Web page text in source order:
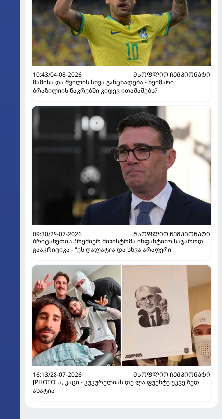
10:43/04-08-2026
ᲛᲡᲝᲤᲚᲘᲝ ᲩᲔᲛᲞᲘᲝᲜᲐᲢᲘ
მამისა და შვილის სხვა განცხადება - ნეიმარი
ბრაზილიის ნაკრებში კიდევ ითამაშებს?
09:30/29-07-2026
ᲛᲡᲝᲤᲚᲘᲝ ᲩᲔᲛᲞᲘᲝᲜᲐᲢᲘ
ბრიტანეთის პრემიერ მინისტრმა ინფანტინო საჯაროდ
გააკრიტიკა - "ეს ღალატია და სხვა არაფერი"
16:13/28-07-2026
ᲛᲡᲝᲤᲚᲘᲝ ᲩᲔᲛᲞᲘᲝᲜᲐᲢᲘ
[PHOTO] ა, კაცი - კუკურელიას დე ლა ფუენტე უკვე ზედ
ახატია